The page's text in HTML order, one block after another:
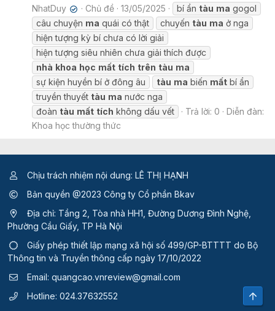
NhatDuy ✔ Chủ đề 13/05/2025 bí ẩn tàu ma gogol
câu chuyện ma quái có thật chuyến tàu ma ở nga
hiện tượng kỳ bí chưa có lời giải
hiện tượng siêu nhiên chưa giải thích được
nhà khoa học mất tích trên tàu ma
sự kiện huyền bí ở đông âu
tàu ma biến mất bí ẩn
truyền thuyết tàu ma nước nga
đoàn tàu mất tích không dấu vết Trả lời: 0
Diễn đàn:
Khoa học thường thức
Chịu trách nhiệm nội dung: LÊ THỊ HẠNH
Bản quyền @2023 Công ty Cổ phần Bkav
Địa chỉ: Tầng 2, Tòa nhà HH1, Đường Dương Đình Nghệ,
Phường Cầu Giấy, TP Hà Nội
Giấy phép thiết lập mạng xã hội số 499/GP-BTTTT do Bộ
Thông tin và Truyền thông cấp ngày 17/10/2022
Email: quangcao.vnreview@gmail.com
Hotline: 024.37632552